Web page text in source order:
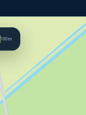
100m